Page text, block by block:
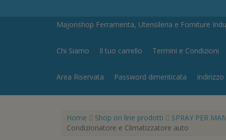
Majonshop Ferramenta, Utensileria e Forniture
Chi Siamo Il tuo carrello Termini e Condizioni
Area Riservata Password dimenticata Indirizzo
Home Shop on line prodotti
SPRAY PER
Condizionatore e Climatizzatore auto